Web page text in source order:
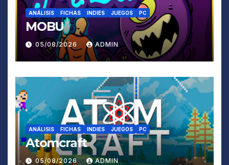
ANÁLISIS FICHAS INDIES JUEGOS PC
MOBU
05/08/2026 ADMIN
ANÁLISIS FICHAS INDIES JUEGOS PC
Atomcraft
05/08/2026 ADMIN